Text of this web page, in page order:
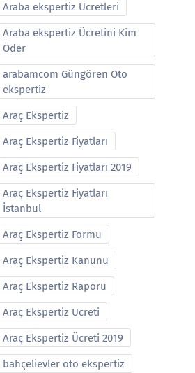
Araba ekspertiz Ucretleri
Araba ekspertiz Ücretini Kim
Öder
arabamcom Güngören Oto
ekspertiz
Araç Ekspertiz
Araç Ekspertiz Fiyatları
Araç Ekspertiz Fiyatları 2019
Araç Ekspertiz Fiyatları
İstanbul
Araç Ekspertiz Formu
Araç Ekspertiz Kanunu
Araç Ekspertiz Raporu
Araç Ekspertiz Ucreti
Araç Ekspertiz Ücreti 2019
bahçelievler oto ekspertiz